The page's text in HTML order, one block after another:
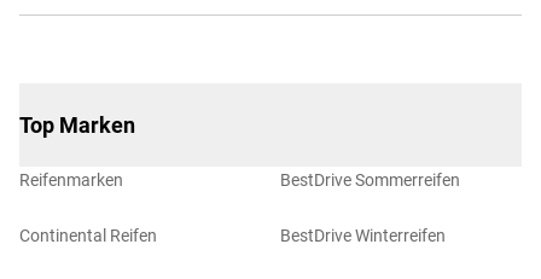
Top Marken
Reifenmarken
Continental Reifen
BestDrive Sommerreifen
BestDrive Winterreifen